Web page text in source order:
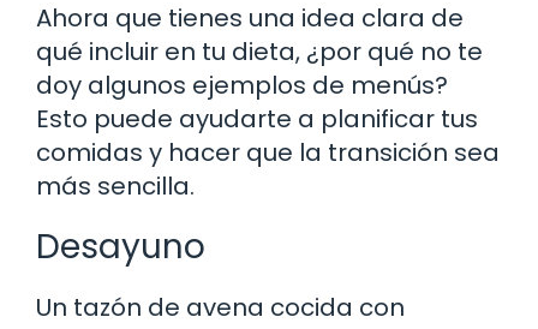
Ahora que tienes una idea clara de
qué incluir en tu dieta, ¿por qué no te
doy algunos ejemplos de menús?
Esto puede ayudarte a planificar tus
comidas y hacer que la transición sea
más sencilla.
Desayuno
Un tazón de avena cocida con